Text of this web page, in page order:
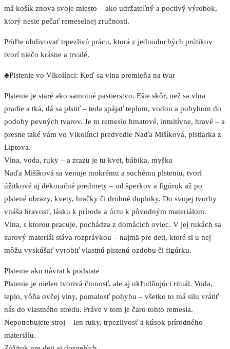
má košík znova svoje miesto – ako udržateľný a poctivý výrobok,
ktorý nesie pečať remeselnej zručnosti.
Príďte obdivovať trpezlivú prácu, ktorá z jednoduchých prútikov
tvorí niečo krásne a trvalé.
♣Plstenie vo Vlkolínci: Keď sa vlna premieňa na tvar
Plstenie je staré ako samotné pastierstvo. Ešte skôr, než sa vlna
pradie a tká, dá sa plstiť – teda spájať teplom, vodou a pohybom do
podoby pevných tvarov. Je to remeslo hmatové, intuitívne, hravé – a
presne také vám vo Vlkolínci predvedie Naďa Mišíková, plstiarka z
Liptova.
Vlna, voda, ruky – a zrazu je tu kvet, bábika, myška
Naďa Mišíková sa venuje mokrému a suchému plsteniu, tvorí
úžitkové aj dekoračné predmety – od šperkov a figúrok až po
plstené obrazy, kvety, hračky či drobné doplnky. Do svojej tvorby
vnáša hravosť, lásku k prírode a úctu k pôvodným materiálom.
Vlna, s ktorou pracuje, pochádza z domácich oviec. V jej rukách sa
surový materiál stáva rozprávkou – najmä pre deti, ktoré si u nej
môžu vyskúšať vyrobiť vlastnú plstenú ozdobu či figúrku.
Plstenie ako návrat k podstate
Plstenie je nielen tvorivá činnosť, ale aj ukľudňujúci rituál. Voda,
teplo, vôňa ovčej vlny, pomalosť pohybu – všetko to má silu vrátiť
nás do vlastného stredu. Práve v tom je čaro tohto remesla.
Nepotrebujete stroj – len ruky, trpezlivosť a kúsok prírodného
materiálu.